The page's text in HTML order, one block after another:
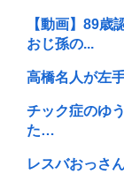
【動画】89歳
おじ孫の...
高橋名人が左
チック症のゆ
た…
レスバおっさ